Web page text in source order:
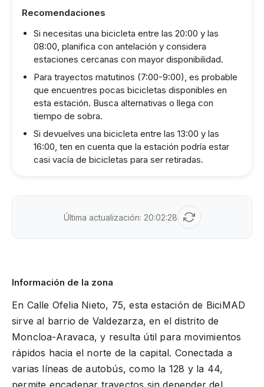
Recomendaciones
Si necesitas una bicicleta entre las 20:00 y las
08:00, planifica con antelación y considera
estaciones cercanas con mayor disponibilidad.
Para trayectos matutinos (7:00-9:00), es probable
que encuentres pocas bicicletas disponibles en
esta estación. Busca alternativas o llega con
tiempo de sobra.
Si devuelves una bicicleta entre las 13:00 y las
16:00, ten en cuenta que la estación podría estar
casi vacía de bicicletas para ser retiradas.
Última actualización: 20:02:28
Información de la zona
En Calle Ofelia Nieto, 75, esta estación de BiciMAD
sirve al barrio de Valdezarza, en el distrito de
Moncloa-Aravaca, y resulta útil para movimientos
rápidos hacia el norte de la capital. Conectada a
varias líneas de autobús, como la 128 y la 44,
permite encadenar trayectos sin depender del